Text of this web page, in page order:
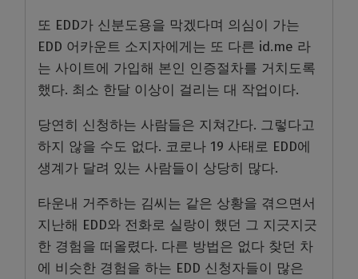
또 EDD가 신분도용을 막겠다며 의심이 가는
EDD 어카운트 소지자에게는 또 다른 id.me 라
는 사이트에 가입해 본인 인증절차를 거치도록
했다. 최소 한달 이상이 걸리는 대 작업이다.
당연히 신청하는 사람들은 지쳐간다. 그렇다고
하지 않을 수도 없다. 코로나 19 사태로 EDD에
생계가 달려 있는 사람들이 상당히 많다.
타운내 거주하는 김씨는 같은 상황을 겪으면서
지난해 EDD와 전화로 실랑이 했던 그 지긋지긋
한 경험을 떠올렸다. 다른 방법은 없다 찾던 차
에 비슷한 경험을 하는 EDD 신청자들이 많은